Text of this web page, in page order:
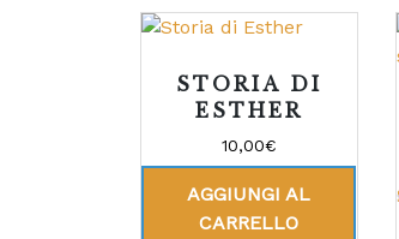
STORIA DI
ESTHER
10,00€
AGGIUNGI AL
CARRELLO